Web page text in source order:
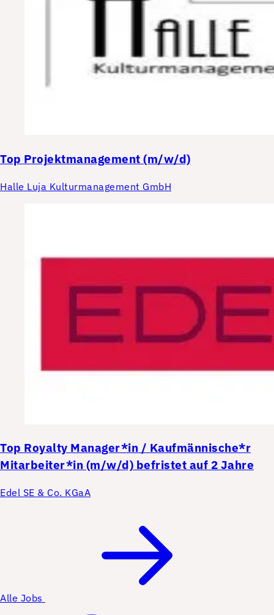
Top Projektmanagement (m/w/d)
Halle Luja Kulturmanagement GmbH
Top Royalty Manager*in / Kaufmännische*r
Mitarbeiter*in (m/w/d) befristet auf 2 Jahre
Edel SE & Co. KGaA
Alle Jobs